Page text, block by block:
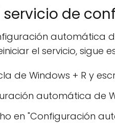
servicio de
automática
el servicio, sigue
de Windows + R y
automática de
en "Configuración